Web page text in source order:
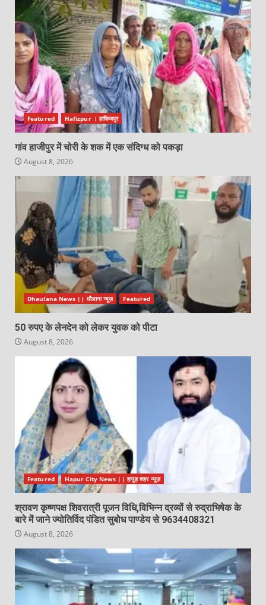
Featured Hafizpur । हाफिजपुर
गांव हाजीपुर में चोरी के शक में एक संदिग्ध को पकड़ा
August 8, 2026
Dhaulana News || धौलाना न्यूज़ Featured
50 रुपए के लेनदेन को लेकर युवक को पीटा
August 8, 2026
Featured Hapur City News || हापुड़ शहर न्यूज़
श्रावण कृष्णपक्ष शिवरात्री पूजन विधि,विभिन्न द्रव्यों से रुद्राभिषेक के
बारे में जाने ज्योतिर्विद पंडित सुबोध पाण्डेय से 9634408321
August 8, 2026